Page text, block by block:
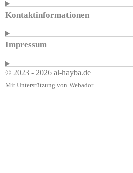
Kontaktinformationen
Impressum
© 2023 - 2026 al-hayba.de
Mit Unterstützung von Webador